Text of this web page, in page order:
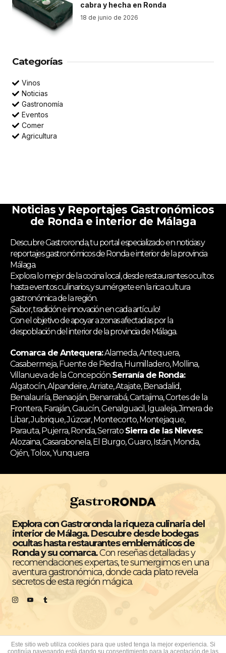
cabra y hecha en Ronda
18 de junio de 2026
Categorías
Vinos
Noticias
Gastronomía
Eventos
Comer
Agricultura
Noticias y Reportajes Gastronómicos
de Ronda e interior de Málaga
Descubre Gastroronda, tu portal especializado en noticias y
reportajes gastronómicos de Ronda e interior de la provincia
Málaga.
Explora lo mejor de la cocina local, desde restaurantes ocultos
hasta eventos culinarios, y sumérgete en la rica cultura
gastronómica de la región.
¡Sabor, tradición e innovación en cada artículo!
Con el objetivo de apoyar a zonas afectadas por la
despoblación del interior de la provincia de Málaga.
Comarca de Antequera:Alameda, Antequera,
Casabermeja, Fuente de Piedra, Humilladero, Mollina,
Villanueva de la Concepción Serranía de Ronda:
Algatocín, Alpandeire, Arriate, Atajate, Benadalid,
Benalauría, Benaoján, Benarrabá, Cartajima, Cortes de la
Frontera, Faraján, Gaucín, Genalguacil, Igualeja, Jimera de
Líbar, Jubrique, Júzcar, Montecorto, Montejaque,
Parauta, Pujerra, Ronda, Serrato Sierra de las Nieves:
Alozaina, Casarabonela, El Burgo, Guaro, Istán, Monda,
Ojén, Tolox, Yunquera
Explora con Gastroronda la riqueza culinaria del
interior de Málaga. Descubre desde bodegas
ocultas hasta restaurantes emblemáticos de
Ronda y su comarca.Con reseñas detalladas y
recomendaciones expertas, te sumergimos en una
aventura gastronómica, donde cada plato revela
secretos de esta región mágica.
Este sitio web utiliza cookies para que usted tenga la mejor experiencia. Si
continúa navegando está dando su consentimiento para la aceptación de las